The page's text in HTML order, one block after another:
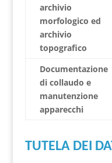
archivio
morfologico ed
archivio
topografico
Documentazione
di collaudo e
manutenzione
apparecchi
TUTELA DEI